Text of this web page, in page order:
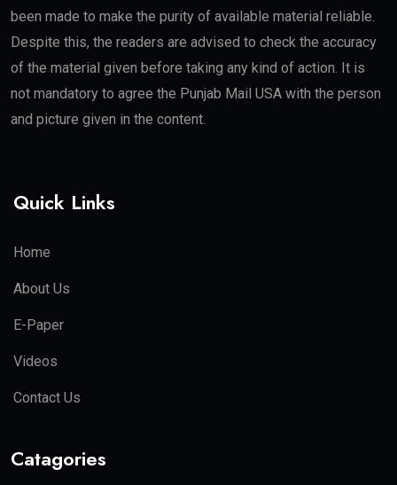
been made to make the purity of available material reliable.
Despite this, the readers are advised to check the accuracy
of the material given before taking any kind of action. It is
not mandatory to agree the Punjab Mail USA with the person
and picture given in the content.
Quick Links
Home
About Us
E-Paper
Videos
Contact Us
Catagories